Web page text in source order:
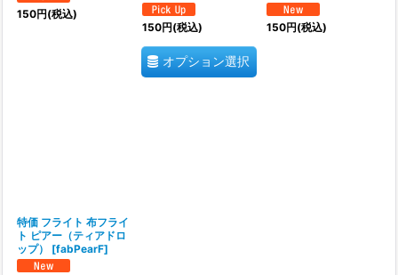
150円(税込)
150円(税込)
オプション選択
150円(税込)
特価 フライト 布フライ
ト ピアー（ティアドロ
ップ）
[fabPearF]